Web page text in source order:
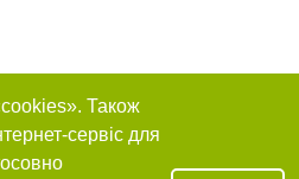
Також
сервіс для